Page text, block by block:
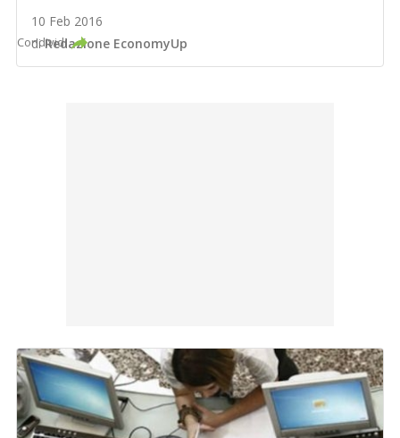
10 Feb 2016
diRedazione EconomyUp
Condividi